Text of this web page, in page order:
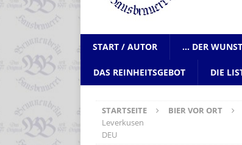
START / AUTOR … DER
DAS REINHEITSGEBOT DIE
STARTSEITE BIER VOR ORT
Leverkusen
DEU